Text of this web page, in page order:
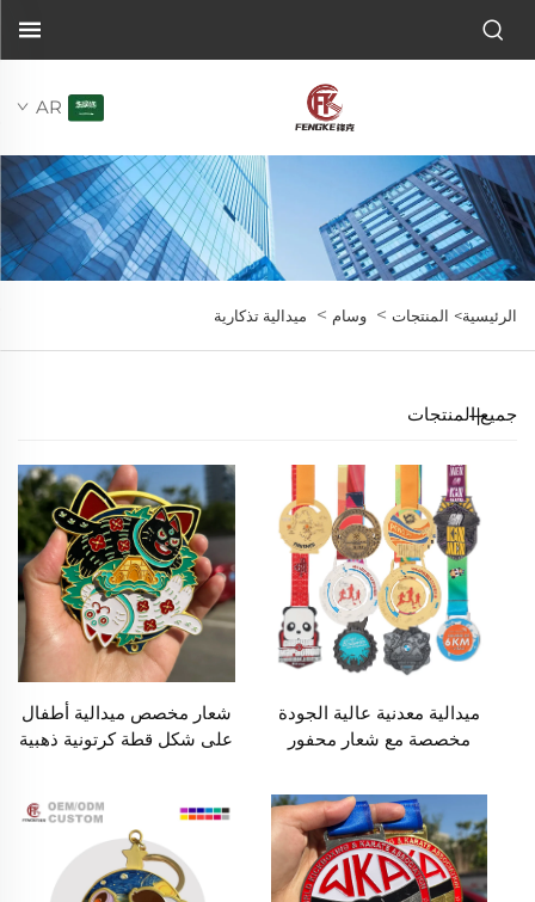
AR
الرئيسية> المنتجات > وسام > ميدالية تذكارية
جميع المنتجات
ميدالية معدنية عالية الجودة
مخصصة مع شعار محفور
رياضي مع حبل للتعليق
شعار مخصص ميدالية أطفال
على شكل قطة كرتونية ذهبية
ميدالية